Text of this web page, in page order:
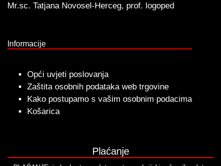
Mr.sc. Tatjana Novosel-Herceg, prof. logoped
Informacije
Opći uvjeti poslovanja
Zaštita osobnih podataka web trgovine
Kako postupamo s vašim osobnim podacima
Košarica
Plaćanje